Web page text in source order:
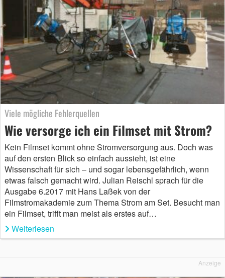
Viele mögliche Fehlerquellen
Wie versorge ich ein Filmset mit Strom?
Kein Filmset kommt ohne Stromversorgung aus. Doch was
auf den ersten Blick so einfach aussieht, ist eine
Wissenschaft für sich – und sogar lebensgefährlich, wenn
etwas falsch gemacht wird. Julian Reischl sprach für die
Ausgabe 6.2017 mit Hans Laßek von der
Filmstromakademie zum Thema Strom am Set. Besucht man
ein Filmset, trifft man meist als erstes auf…
Weiterlesen
Anzeige